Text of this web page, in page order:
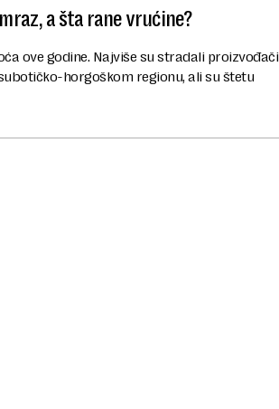
a šta rane vrućine?
ove godine. Najviše su stradali proizvođači
horgoškom regionu, ali su štetu